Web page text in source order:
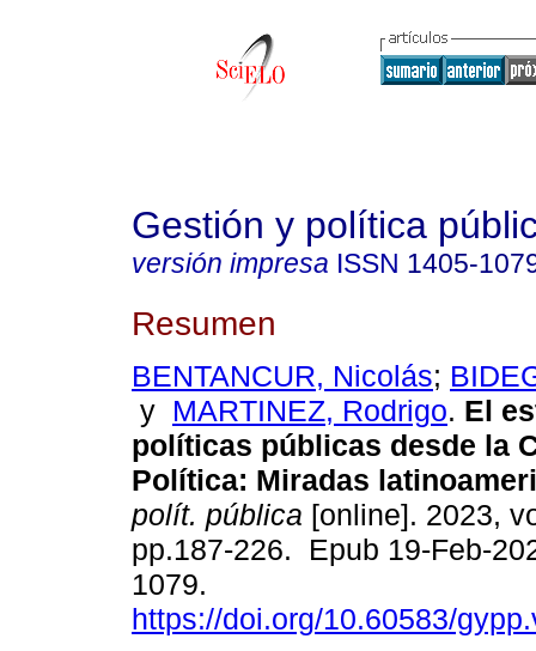
Gestión y política
versión impresa ISSN 1405-
Resumen
BENTANCUR, Nicolás;
y MARTINEZ, Rodrigo. El
políticas públicas desde la
Política: Miradas
polít. pública [online]. 2023,
pp.187-226. Epub 19-Feb-
1079.
https://doi.org/10.60583/